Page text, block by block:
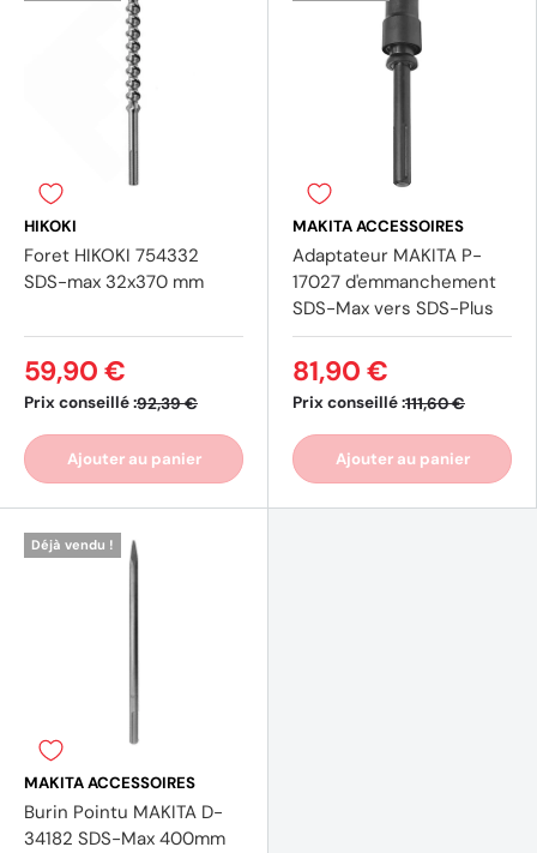
HIKOKI
Foret HIKOKI 754332
SDS-max 32x370 mm
Prix conseillé :92,39 €
59,90 €
Ajouter au panier
MAKITA ACCESSOIRES
Adaptateur MAKITA P-
17027 d'emmanchement
SDS-Max vers SDS-Plus
Prix conseillé :111,60 €
81,90 €
Ajouter au panier
Déjà vendu !
MAKITA ACCESSOIRES
Burin Pointu MAKITA D-
34182 SDS-Max 400mm